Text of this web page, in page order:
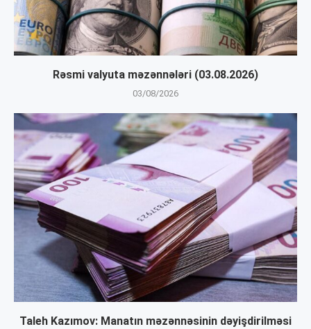
Rəsmi valyuta məzənnələri (03.08.2026)
03/08/2026
Taleh Kazımov: Manatın məzənnəsinin dəyişdirilməsi